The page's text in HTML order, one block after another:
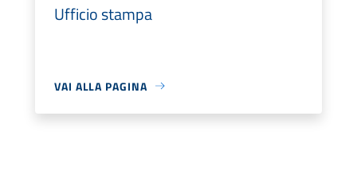
Ufficio stampa
VAI ALLA PAGINA